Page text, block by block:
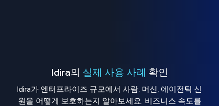
Idira의 실제 사용 사례 확인
Idira가 엔터프라이즈 규모에서 사람, 머신, 에이전틱 신
원을 어떻게 보호하는지 알아보세요. 비즈니스 속도를